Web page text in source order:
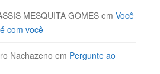
MESQUITA GOMES em Você
com você
Nachazeno em Pergunte ao